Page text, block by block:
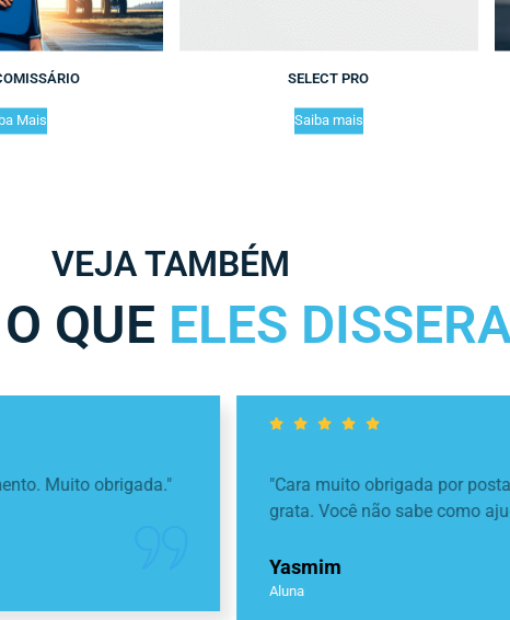
Mais
SELECT PRO
Saiba mais
VEJA TAMBÉM
QUE ELES
obrigada."
"Cara muito obrigada por postar
grata. Você não sabe como ajuda...
Yasmim